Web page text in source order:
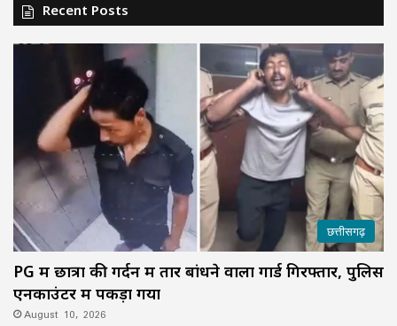
Recent Posts
छत्तीसगढ़
PG में छात्रा की गर्दन में तार बांधने वाला गार्ड गिरफ्तार, पुलिस
एनकाउंटर में पकड़ा गया
August 10, 2026